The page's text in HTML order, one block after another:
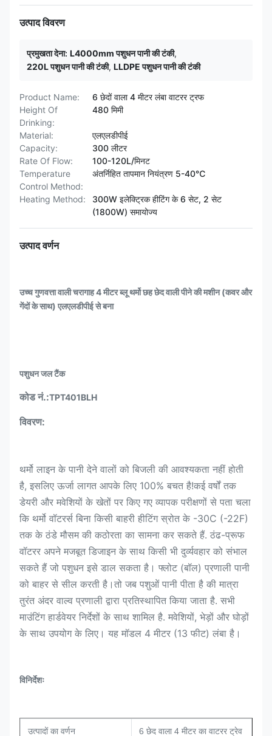
उत्पाद विवरण
प्रमुखता देना: L4000mm पशुधन पानी की टंकी,
220L पशुधन पानी की टंकी, LLDPE पशुधन पानी की टंकी
Product Name:
6 छेदों वाला 4 मीटर लंबा वाटरर ट्रफ
Height Of
Drinking:
480 मिमी
Material:
एलएलडीपीई
Capacity:
300 लीटर
Rate Of Flow:
100-120L/मिनट
Temperature
Control Method:
अंतर्निहित तापमान नियंत्रण 5-40℃
Heating Method:
300W इलेक्ट्रिक हीटिंग के 6 सेट, 2 सेट
(1800W) समायोज्य
उत्पाद वर्णन
उच्च गुणवत्ता वाली चरागाह 4 मीटर ब्लू थर्मो छह छेद वाली पीने की मशीन (कवर और
गेंदों के साथ) एलएलडीपीई से बना
पशुधन जल टैंक
कोड नं.:TPT401BLH
विवरण:
थर्मो लाइन के पानी देने वालों को बिजली की आवश्यकता नहीं होती
है, इसलिए ऊर्जा लागत आपके लिए 100% बचत है!कई वर्षों तक
डेयरी और मवेशियों के खेतों पर किए गए व्यापक परीक्षणों से पता चला
कि थर्मो वॉटरर्स बिना किसी बाहरी हीटिंग स्रोत के -30C (-22F)
तक के ठंडे मौसम की कठोरता का सामना कर सकते हैं. ठंढ-प्रूफ
वॉटरर अपने मजबूत डिजाइन के साथ किसी भी दुर्व्यवहार को संभाल
सकते हैं जो पशुधन इसे डाल सकता है। फ्लोट (बॉल) प्रणाली पानी
को बाहर से सील करती है।तो जब पशुओं पानी पीता है की मात्रा
तुरंत अंदर वाल्व प्रणाली द्वारा प्रतिस्थापित किया जाता है. सभी
माउंटिंग हार्डवेयर निर्देशों के साथ शामिल है. मवेशियों, भेड़ों और घोड़ों
के साथ उपयोग के लिए। यह मॉडल 4 मीटर (13 फीट) लंबा है।
विनिर्देशः
उत्पादों का वर्णन 6 छेद वाला 4 मीटर का वाटरर ट्रेव